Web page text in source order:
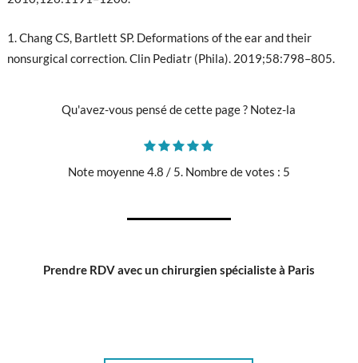
Chang CS, Bartlett SP. Deformations of the ear and their
nonsurgical correction. Clin Pediatr (Phila). 2019;58:798–805.
Qu'avez-vous pensé de cette page ? Notez-la
Note moyenne4.8 / 5. Nombre de votes : 5
Prendre RDV avec un chirurgien spécialiste à Paris